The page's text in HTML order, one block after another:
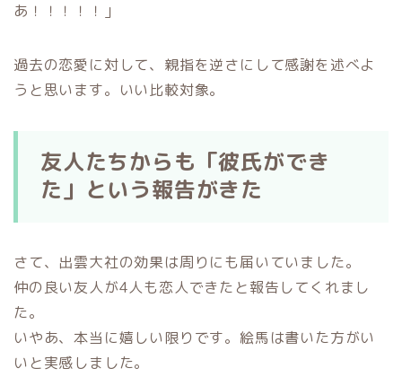
あ！！！！！」
過去の恋愛に対して、親指を逆さにして感謝を述べよ
うと思います。いい比較対象。
友人たちからも「彼氏ができ
た」という報告がきた
さて、出雲大社の効果は周りにも届いていました。
仲の良い友人が4人も恋人できたと報告してくれまし
た。
いやあ、本当に嬉しい限りです。絵馬は書いた方がい
いと実感しました。